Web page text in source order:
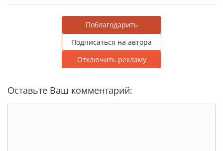
Поблагодарить
Подписаться на автора
Отключить рекламу
Оставьте Ваш комментарий: